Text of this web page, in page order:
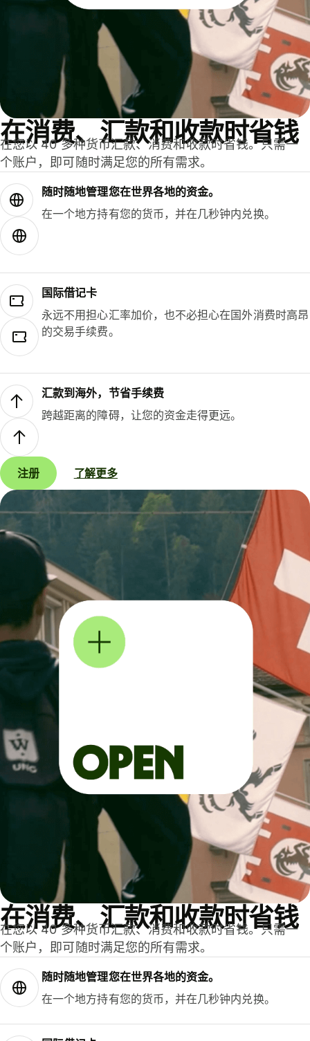
在消费、汇款和收款时省钱
在您以 40 多种货币汇款、消费和收款时省钱。只需一
个账户，即可随时满足您的所有需求。
随时随地管理您在世界各地的资金。
在一个地方持有您的货币，并在几秒钟内兑换。
国际借记卡
永远不用担心汇率加价，也不必担心在国外消费时高昂
的交易手续费。
汇款到海外，节省手续费
跨越距离的障碍，让您的资金走得更远。
注册 了解更多
在消费、汇款和收款时省钱
在您以 40 多种货币汇款、消费和收款时省钱。只需一
个账户，即可随时满足您的所有需求。
随时随地管理您在世界各地的资金。
在一个地方持有您的货币，并在几秒钟内兑换。